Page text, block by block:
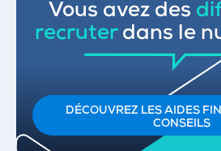
Vous avez des
recruterdans le
DÉCOUVREZ LES AIDES
CONSEILS